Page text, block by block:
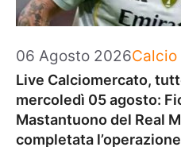
06 Agosto 2026Calcio
Live Calciomercato,
mercoledì 05 agosto:
Mastantuono del Real
completata